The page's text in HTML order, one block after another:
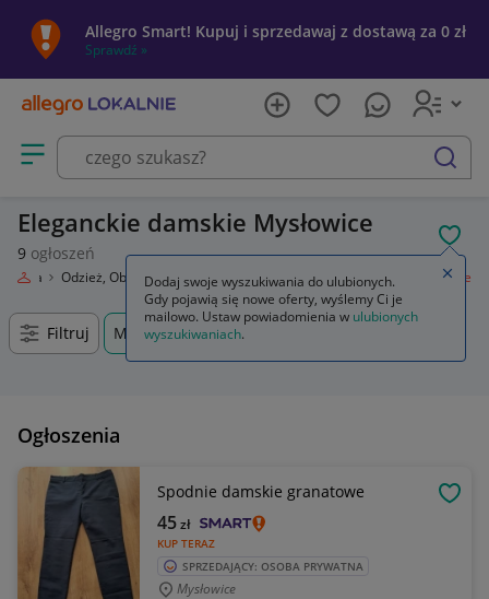
Allegro Smart! Kupuj i sprzedawaj z dostawą za 0 zł
Sprawdź »
Otwórz menu z kategoriami
szukaj
Eleganckie damskie Mysłowice
9 ogłoszeń
Moda Odzież, Obuwie, Dodatki Odzież damska Spodnie Eleganckie
Filtruj Mysłowice, Śląskie, +0 km
Ogłoszenia
Spodnie damskie granatowe
KUP TERAZ
45zł
SPRZEDAJĄCY: OSOBA PRYWATNA
Mysłowice
Dodaj swoje wyszukiwania do ulubionych.
Gdy pojawią się nowe oferty, wyślemy Ci je
mailowo. Ustaw powiadomienia w ulubionych
wyszukiwaniach.